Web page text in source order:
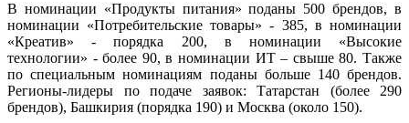
В номинации «Продукты питания» поданы 500 брендов, в
номинации «Потребительские товары» - 385, в номинации
«Креатив» - порядка 200, в номинации «Высокие
технологии» - более 90, в номинации ИТ – свыше 80. Также
по специальным номинациям поданы больше 140 брендов.
Регионы-лидеры по подаче заявок: Татарстан (более 290
брендов), Башкирия (порядка 190) и Москва (около 150).